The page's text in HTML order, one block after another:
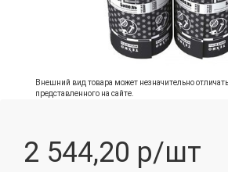
Внешний вид товара может незначительно
представленного на сайте.
2 544,20 р/шт